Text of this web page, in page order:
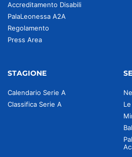
Accreditamento Disabili
PalaLeonessa A2A
Regolamento
Press Area
STAGIONE
Calendario Serie A
Classifica Serie A